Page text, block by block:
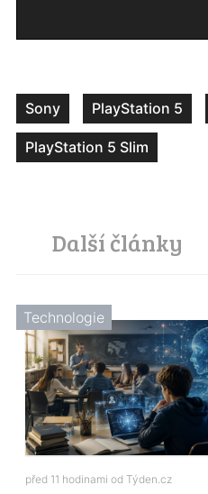
Sony PlayStation 5
PlayStation 5 Slim
Další články
Technologie
před 11 hodinami od Týden.cz